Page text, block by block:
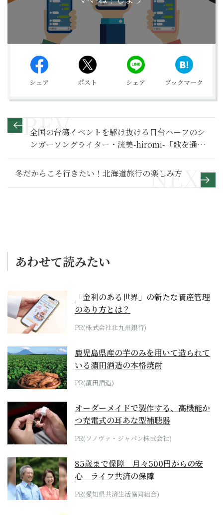
シェア ポスト シェア ブックマーク
全国の台湾イベントを駆け抜ける日台ハーフのシ
ンガーソングライター・洸美-hiromi-「歌を通し
て日本と台湾の橋渡しをしたい」
冬だからこそ行きたい！北海道旅行の楽しみ方
あわせて読みたい
「金利のある世界」の新たな資産管理
のあり方とは？
PR(株式会社北九州銀行)
鹿児島県産の芋のみを用いて造られて
いる濵田酒造の本格焼酎
PR(濵田酒造)
オーダーメイドで製作する、高機能か
つ充電式の耳あな型補聴器
PR(ソノヴァ・ジャパン株式会社)
85歳まで保障 月々500円からの安
心 ライフ共済の保障
PR(愛知県共済生活協同組合)